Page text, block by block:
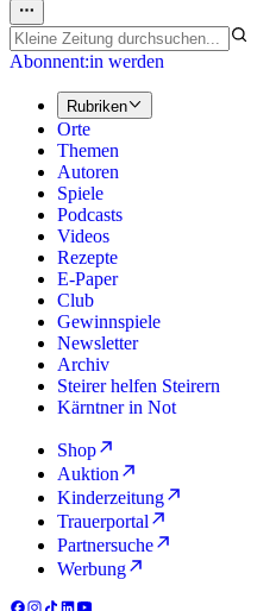
Abonnent:in werden
Rubriken
Orte
Themen
Autoren
Spiele
Podcasts
Videos
Rezepte
E-Paper
Club
Gewinnspiele
Newsletter
Archiv
Steirer helfen Steirern
Kärntner in Not
Shop
Auktion
Kinderzeitung
Trauerportal
Partnersuche
Werbung